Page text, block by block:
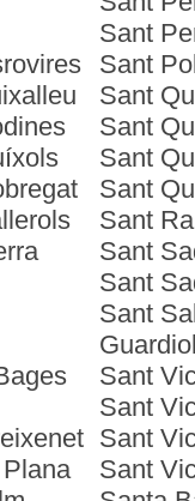
Sant
Sant
Sant
Sant
Sant
Sant
Sant
Sant
Sant
Sant
Sant
Sant
Sant
Sant